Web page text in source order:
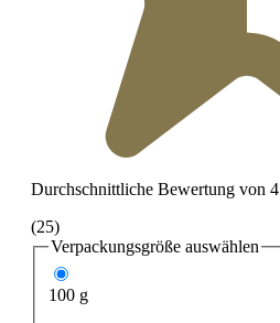
Durchschnittliche Bewertung von
(25)
Verpackungsgröße auswählen
100 g